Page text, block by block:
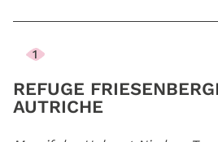
1
REFUGE
AUTRICHE